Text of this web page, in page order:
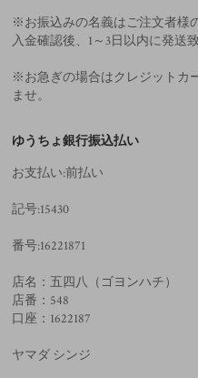
※お振込みの名義はご注文者様
入金確認後、1～3日以内に発送
※お急ぎの場合はクレジットカ
ませ。
ゆうちょ銀行振込払い
お支払い:前払い
記号:15430
番号:16221871
店名：五四八（ゴヨンハチ）
店番：548
口座：1622187
ヤマダ シンジ